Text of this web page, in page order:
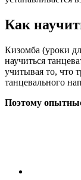
Как
Кизомба (уроки
научиться
учитывая то, что
танцевального
Поэтому